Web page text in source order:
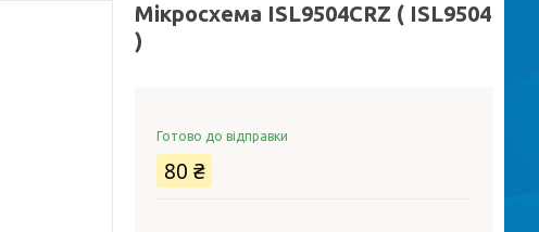
Мікросхема ISL9504CRZ ( ISL9504
)
Готово до відправки
80 ₴